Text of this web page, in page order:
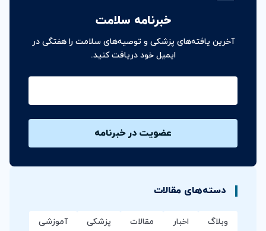
خبرنامه سلامت
آخرین یافته‌های پزشکی و توصیه‌های سلامت را هفتگی در
ایمیل خود دریافت کنید.
ایمیل
دسته‌های مقالات
وبلاگ اخبار مقالات پزشکی
آموزشی